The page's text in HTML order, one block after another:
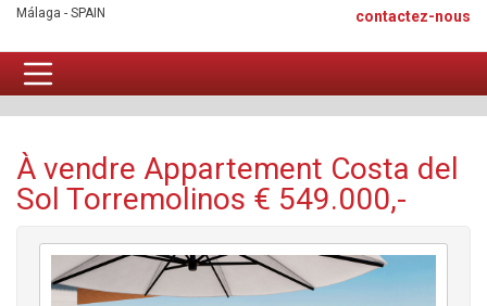
contactez-nous
Málaga - SPAIN
À vendre Appartement Costa del
Sol Torremolinos € 549.000,-